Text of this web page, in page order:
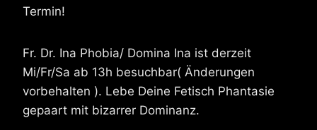
Termin!
Fr. Dr. Ina Phobia/ Domina Ina ist derzeit
Mi/Fr/Sa ab 13h besuchbar( Änderungen
vorbehalten ). Lebe Deine Fetisch Phantasie
gepaart mit bizarrer Dominanz.